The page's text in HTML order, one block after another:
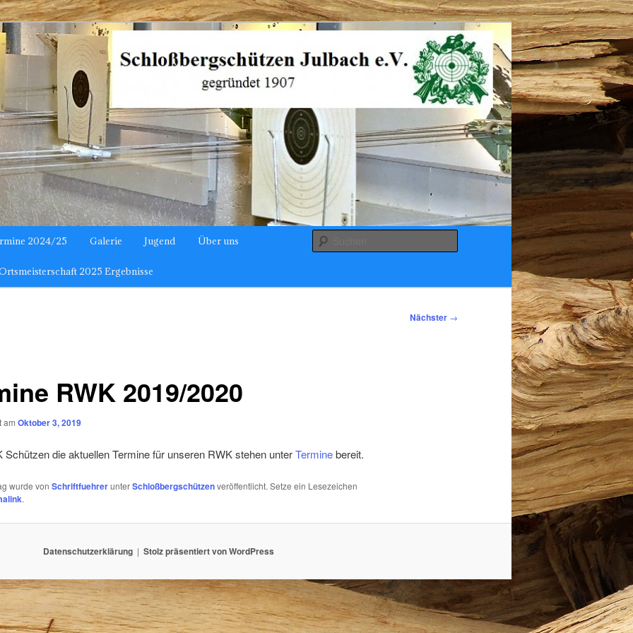
Julbach
2024/25 Galerie Jugend Über uns
2025 Ergebnisse
Nächster →
RWK 2019/2020
am Oktober 3, 2019
Schützen die aktuellen Termine für unseren RWK stehen unterTerminebereit.
wurde von SchriftfuehrerunterSchloßbergschützenveröffentlicht. Setze ein Lesezeichen
.
Datenschutzerklärung Stolz präsentiert von WordPress